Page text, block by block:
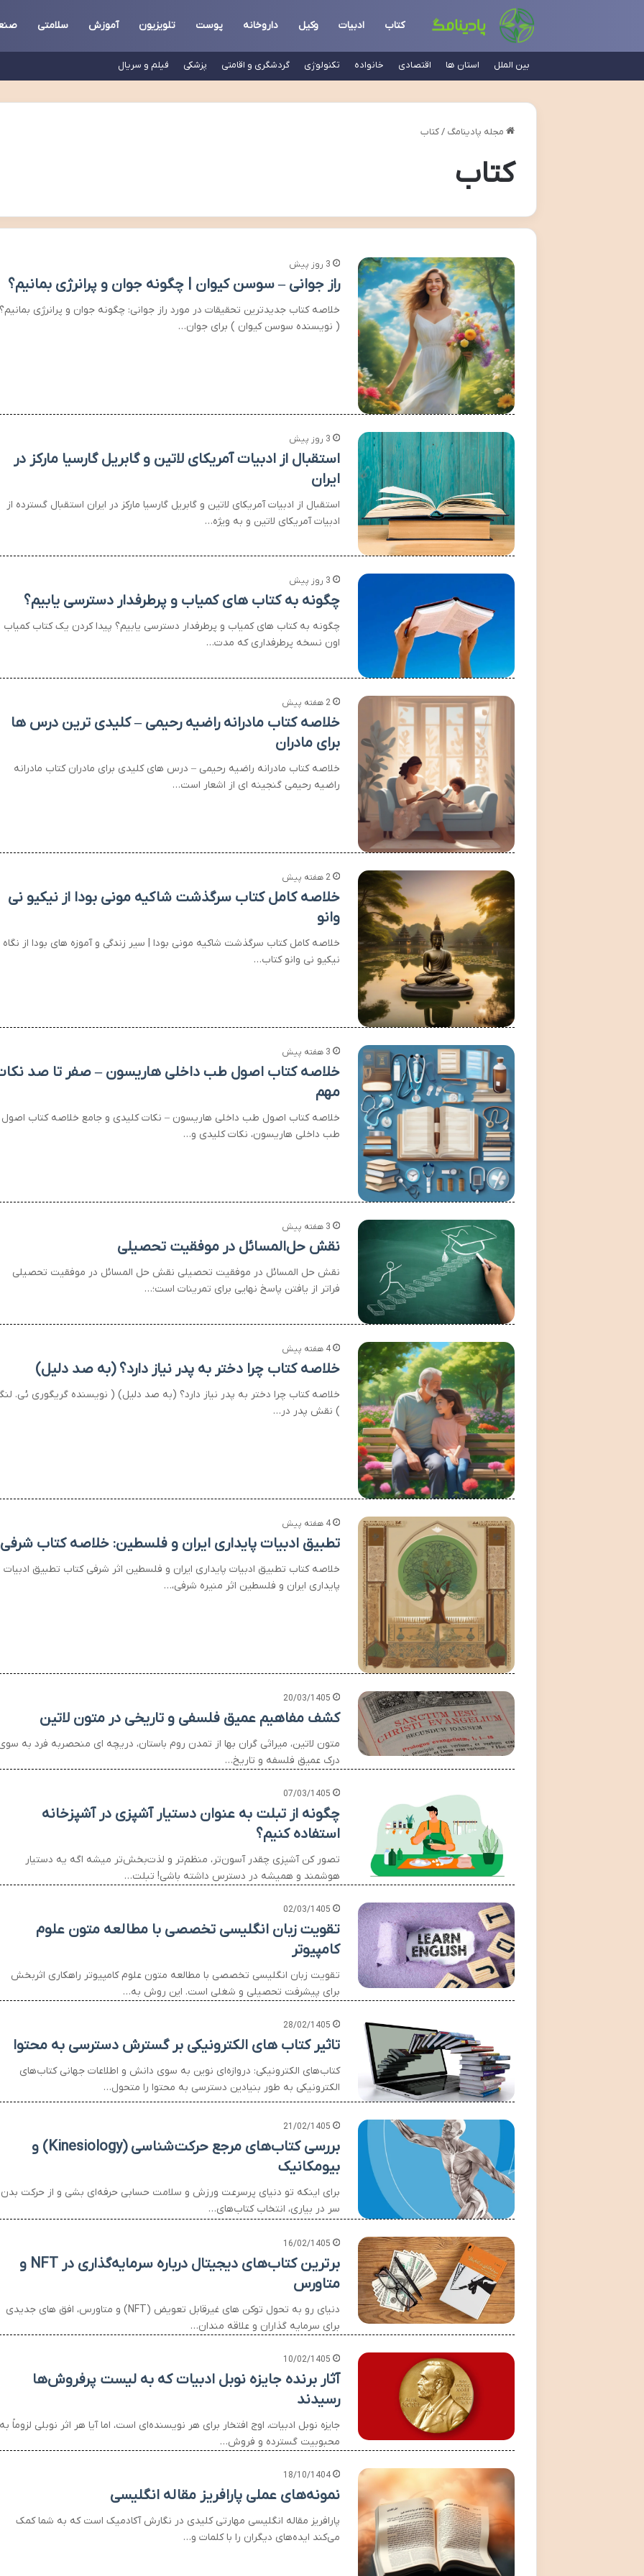
کتاب ادبیات وکیل داروخانه پوست تلویزیون آموزش سلامتی
بین الملل استان ها اقتصادی خانواده تکنولوژی گردشگری و اقامتی پزشکی فیلم و سریال
مجله پادینامگ / کتاب
کتاب
3 روز پیش
راز جوانی – سوسن کیوان | چگونه جوان و پرانرژی بمانیم؟
خلاصه کتاب جدیدترین تحقیقات در مورد راز جوانی: چگونه جوان و پرانرژی
( نویسنده سوسن کیوان ) برای جوان…
3 روز پیش
استقبال از ادبیات آمریکای لاتین و گابریل گارسیا مارکز در
ایران
استقبال از ادبیات آمریکای لاتین و گابریل گارسیا مارکز در ایران استقبال گسترده از
ادبیات آمریکای لاتین و به ویژه…
3 روز پیش
چگونه به کتاب های کمیاب و پرطرفدار دسترسی یابیم؟
چگونه به کتاب های کمیاب و پرطرفدار دسترسی یابیم؟ پیدا کردن یک کتاب کمیاب
اون نسخه پرطرفداری که مدت…
2 هفته پیش
خلاصه کتاب مادرانه راضیه رحیمی – کلیدی ترین درس ها
برای مادران
خلاصه کتاب مادرانه راضیه رحیمی – درس های کلیدی برای مادران کتاب مادرانه
راضیه رحیمی گنجینه ای از اشعار است…
2 هفته پیش
خلاصه کامل کتاب سرگذشت شاکیه مونی بودا از نیکیو نی
وانو
خلاصه کامل کتاب سرگذشت شاکیه مونی بودا | سیر زندگی و آموزه های بودا از نگاه
نیکیو نی وانو کتاب…
3 هفته پیش
خلاصه کتاب اصول طب داخلی هاریسون – صفر تا صد
مهم
خلاصه کتاب اصول طب داخلی هاریسون – نکات کلیدی و جامع خلاصه کتاب اصول
طب داخلی هاریسون، نکات کلیدی و…
3 هفته پیش
نقش حل‌المسائل در موفقیت تحصیلی
نقش حل المسائل در موفقیت تحصیلی نقش حل المسائل در موفقیت تحصیلی
فراتر از یافتن پاسخ نهایی برای تمرینات است؛…
4 هفته پیش
خلاصه کتاب چرا دختر به پدر نیاز دارد؟ (به صد دلیل)
خلاصه کتاب چرا دختر به پدر نیاز دارد؟ (به صد دلیل) ( نویسنده گریگوری ئی.
) نقش پدر در…
4 هفته پیش
تطبیق ادبیات پایداری ایران و فلسطین: خلاصه کتاب شرفی
خلاصه کتاب تطبیق ادبیات پایداری ایران و فلسطین اثر شرفی کتاب تطبیق ادبیات
پایداری ایران و فلسطین اثر منیره شرفی،…
20/03/1405
کشف مفاهیم عمیق فلسفی و تاریخی در متون لاتین
متون لاتین، میراثی گران بها از تمدن روم باستان، دریچه ای منحصربه فرد به
درک عمیق فلسفه و تاریخ…
07/03/1405
چگونه از تبلت به عنوان دستیار آشپزی در آشپزخانه
استفاده کنیم؟
تصور کن آشپزی چقدر آسون‌تر، منظم‌تر و لذت‌بخش‌تر میشه اگه یه دستیار
هوشمند و همیشه در دسترس داشته باشی! تبلت…
02/03/1405
تقویت زبان انگلیسی تخصصی با مطالعه متون علوم
کامپیوتر
تقویت زبان انگلیسی تخصصی با مطالعه متون علوم کامپیوتر راهکاری اثربخش
برای پیشرفت تحصیلی و شغلی است. این روش به…
28/02/1405
تاثیر کتاب های الکترونیکی بر گسترش دسترسی به محتوا
کتاب‌های الکترونیکی: دروازه‌ای نوین به سوی دانش و اطلاعات جهانی کتاب‌های
الکترونیکی به طور بنیادین دسترسی به محتوا را متحول…
21/02/1405
بررسی کتاب‌های مرجع حرکت‌شناسی (Kinesiology) و
بیومکانیک
برای اینکه تو دنیای پرسرعت ورزش و سلامت حسابی حرفه‌ای بشی و از حرکت بدن
سر در بیاری، انتخاب کتاب‌های…
16/02/1405
برترین کتاب‌های دیجیتال درباره سرمایه‌گذاری در NFT و
متاورس
دنیای رو به تحول توکن های غیرقابل تعویض (NFT) و متاورس، افق های جدیدی
برای سرمایه گذاران و علاقه مندان…
10/02/1405
آثار برنده جایزه نوبل ادبیات که به لیست پرفروش‌ها
رسیدند
جایزه نوبل ادبیات، اوج افتخار برای هر نویسنده‌ای است، اما آیا هر اثر نوبلی لزوماً
محبوبیت گسترده و فروش…
18/10/1404
نمونه‌های عملی پارافریز مقاله انگلیسی
پارافریز مقاله انگلیسی مهارتی کلیدی در نگارش آکادمیک است که به شما کمک
می‌کند ایده‌های دیگران را با کلمات و…